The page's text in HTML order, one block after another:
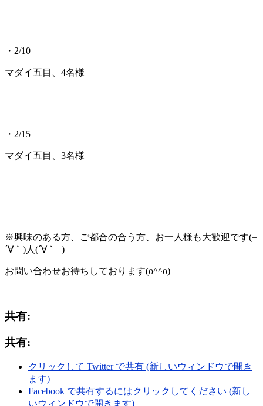
・2/10
マダイ五目、4名様
・2/15
マダイ五目、3名様
※興味のある方、ご都合の合う方、お一人様も大歓迎です(=
´∀｀)人(´∀｀=)
お問い合わせお待ちしております(o^^o)
共有:
共有:
クリックして Twitter で共有 (新しいウィンドウで開き
ます)
Facebook で共有するにはクリックしてください (新し
いウィンドウで開きます)